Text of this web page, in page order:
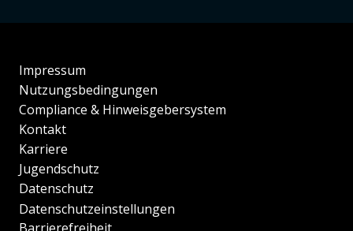
Impressum
Nutzungsbedingungen
Compliance & Hinweisgebersystem
Kontakt
Karriere
Jugendschutz
Datenschutz
Datenschutzeinstellungen